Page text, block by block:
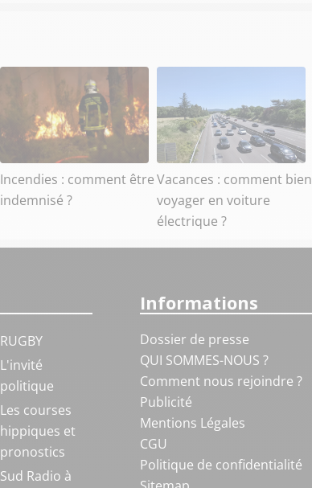
Incendies : comment être
indemnisé ?
Vacances : comment bien
voyager en voiture
électrique ?
RUGBY
L'invité
politique
Les courses
hippiques et
pronostics
Sud Radio à
Informations
Dossier de presse
QUI SOMMES-NOUS ?
Comment nous rejoindre ?
Publicité
Mentions Légales
CGU
Politique de confidentialité